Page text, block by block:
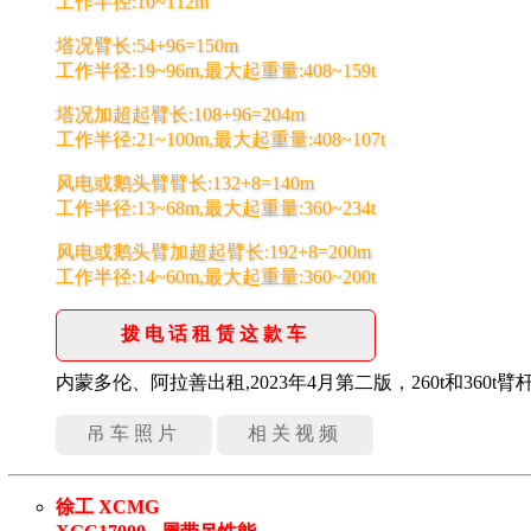
塔况臂长:54+96=150m
工作半径:19~96m,最大起重量:408~159t
塔况加超起臂长:108+96=204m
工作半径:21~100m,最大起重量:408~107t
风电或鹅头臂臂长:132+8=140m
工作半径:13~68m,最大起重量:360~234t
风电或鹅头臂加超起臂长:192+8=200m
工作半径:14~60m,最大起重量:360~200t
拨电话租赁这款车
内蒙多伦、阿拉善出租,2023年4月第二版，260t和360t臂
吊车照片 相关视频
徐工 XCMG